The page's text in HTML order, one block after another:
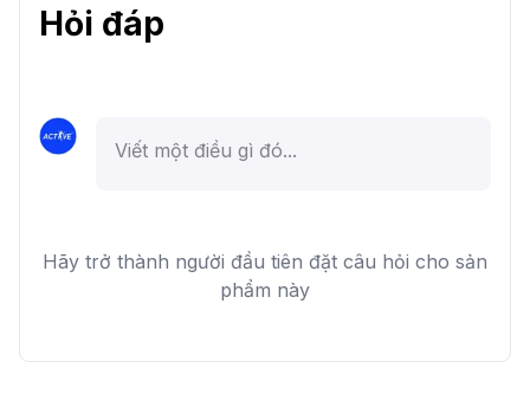
Hỏi đáp
Hãy trở thành người đầu tiên đặt câu hỏi cho sản
phẩm này